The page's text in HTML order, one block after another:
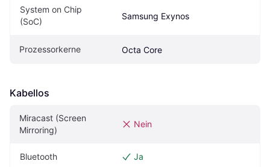
System on Chip
(SoC)
Samsung Exynos
Prozessorkerne Octa Core
Kabellos
Miracast (Screen
Mirroring)
Nein
Bluetooth Ja